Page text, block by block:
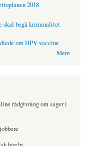
2018
skal begå kriminalitet
om HPV-vaccine
Mere
rådgivning om sager i